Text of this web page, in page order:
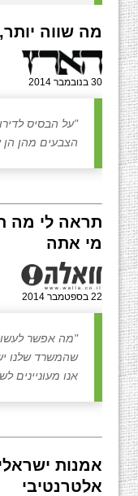
מה שווה
30 בנובמבר 2014
"על הבסיס
הצבעים מהן הן
תראה לי מה
מי אתה
22 בספטמבר 2014
"מה אפשר
שהמשרד שלנו
אנו מעוניינים
אמנות
אלטרנטיבי